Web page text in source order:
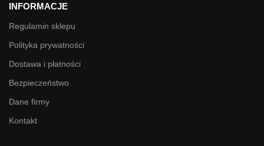
INFORMACJE
Regulamin sklepu
Polityka prywatności
Dostawa i płatności
Bezpieczeństwo
Dane firmy
Kontakt